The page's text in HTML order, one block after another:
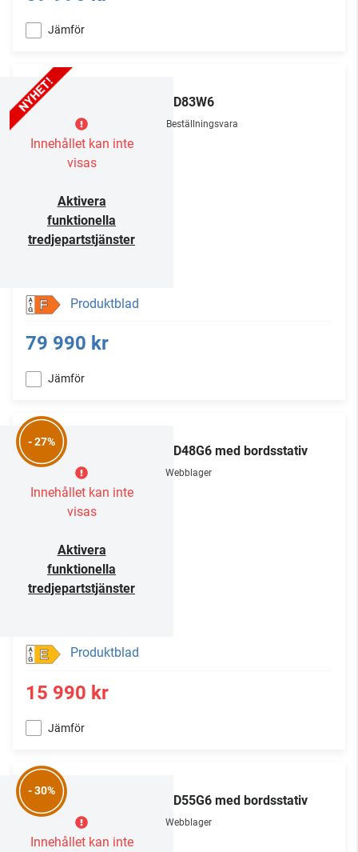
Jämför
Innehållet kan inte
visas
Aktivera
funktionella
tredjepartstjänster
OLED83W6
Beställningsvara
F Produktblad
79 990 kr
Jämför
- 27%
Innehållet kan inte
visas
Aktivera
funktionella
tredjepartstjänster
OLED48G6 med bordsstativ
Webblager
E Produktblad
15 990 kr
Jämför
- 30%
Innehållet kan inte
OLED55G6 med bordsstativ
Webblager